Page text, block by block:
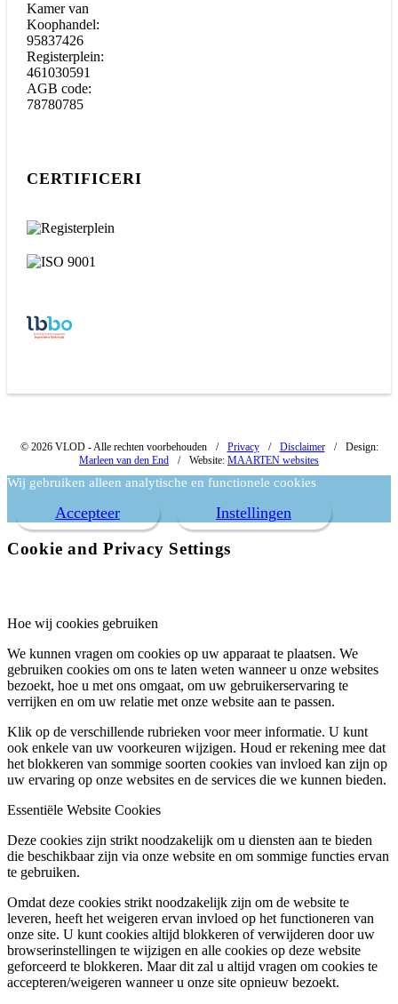
Kamer van
Koophandel:
95837426
Registerplein:
461030591
AGB code:
78780785
CERTIFICERINGEN
© 2026 VLOD - Alle rechten voorbehouden / Privacy / Disclaimer /
Design:
Marleen van den End
/ Website: MAARTEN websites
Wij gebruiken alleen analytische en functionele cookies
Accepteer Instellingen
Cookie and Privacy Settings
Hoe wij cookies gebruiken
We kunnen vragen om cookies op uw apparaat te plaatsen. We
gebruiken cookies om ons te laten weten wanneer u onze websites
bezoekt, hoe u met ons omgaat, om uw gebruikerservaring te
verrijken en om uw relatie met onze website aan te passen.
Klik op de verschillende rubrieken voor meer informatie. U kunt
ook enkele van uw voorkeuren wijzigen. Houd er rekening mee dat
het blokkeren van sommige soorten cookies van invloed kan zijn op
uw ervaring op onze websites en de services die we kunnen bieden.
Essentiële Website Cookies
Deze cookies zijn strikt noodzakelijk om u diensten aan te bieden
die beschikbaar zijn via onze website en om sommige functies ervan
te gebruiken.
Omdat deze cookies strikt noodzakelijk zijn om de website te
leveren, heeft het weigeren ervan invloed op het functioneren van
onze site. U kunt cookies altijd blokkeren of verwijderen door uw
browserinstellingen te wijzigen en alle cookies op deze website
geforceerd te blokkeren. Maar dit zal u altijd vragen om cookies te
accepteren/weigeren wanneer u onze site opnieuw bezoekt.